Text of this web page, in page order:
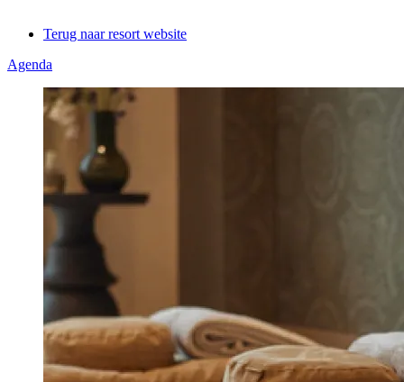
Terug naar resort website
Agenda